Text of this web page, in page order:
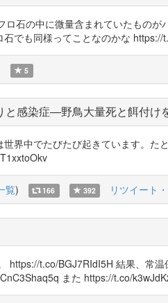
石の中に微量含まれていたもの
でも同様ってことなのかな https://
5
と感染症―野鳥大量死と餌付け
界中でたびたび起きています。
覧) 166 392 リツイート
https://t.co/BGJ7RIdI5H 結果、常
また https://t.co/